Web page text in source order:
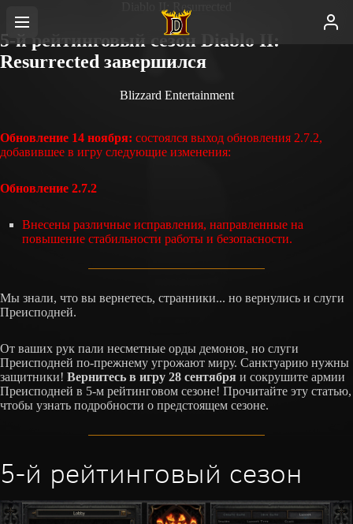
Diablo II: Resurrected
5-й рейтинговый сезон Diablo II:
Resurrected завершился
Blizzard Entertainment
Обновление 14 ноября: состоялся выход обновления 2.7.2,
добавившее в игру следующие изменения:
Обновление 2.7.2
Внесены различные исправления, направленные на
повышение стабильности работы и безопасности.
Мы знали, что вы вернетесь, странники... но вернулись и слуги
Преисподней.
От ваших рук пали несметные орды демонов, но слуги
Преисподней по-прежнему угрожают миру. Санктуарию нужны
защитники! Вернитесь в игру 28 сентября и сокрушите армии
Преисподней в 5-м рейтинговом сезоне! Прочитайте эту статью,
чтобы узнать подробности о предстоящем сезоне.
5-й рейтинговый сезон